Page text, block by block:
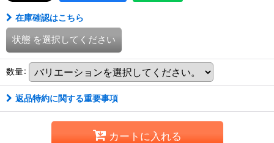
在庫確認はこちら
状態 を選択してください
数量:
返品特約に関する重要事項
カートに入れる